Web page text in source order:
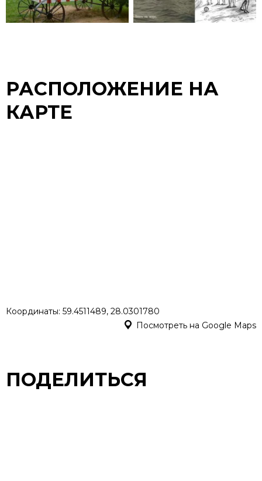
РАСПОЛОЖЕНИЕ НА
КАРТЕ
Координаты: 59.4511489, 28.0301780
Посмотреть на Google Maps
ПОДЕЛИТЬСЯ